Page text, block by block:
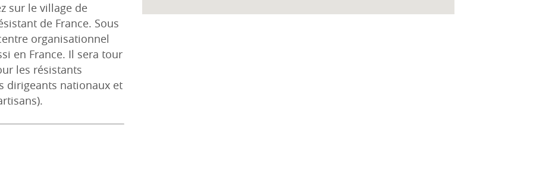
sur le village de
de France. Sous
organisationnel
en France. Il sera tour
les résistants
dirigeants nationaux et